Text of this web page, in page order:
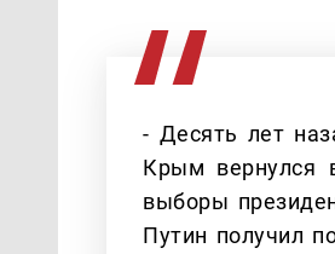
- Десять лет
Крым вернулся
выборы
Путин получил